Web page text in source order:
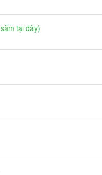
tại đây)